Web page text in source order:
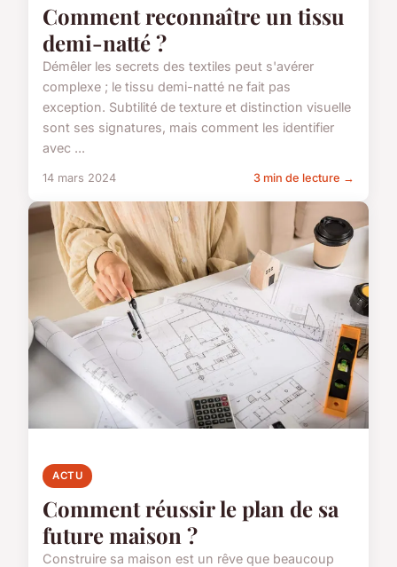
Comment reconnaître un tissu
demi-natté ?
Démêler les secrets des textiles peut s'avérer
complexe ; le tissu demi-natté ne fait pas
exception. Subtilité de texture et distinction visuelle
sont ses signatures, mais comment les identifier
avec ...
14 mars 2024 3 min de lecture →
ACTU
Comment réussir le plan de sa
future maison ?
Construire sa maison est un rêve que beaucoup